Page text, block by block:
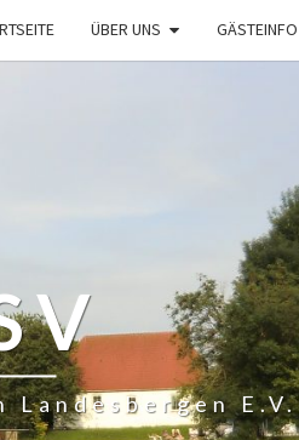
ÜBER UNS GÄSTEINFO
Landesbergen E.V.